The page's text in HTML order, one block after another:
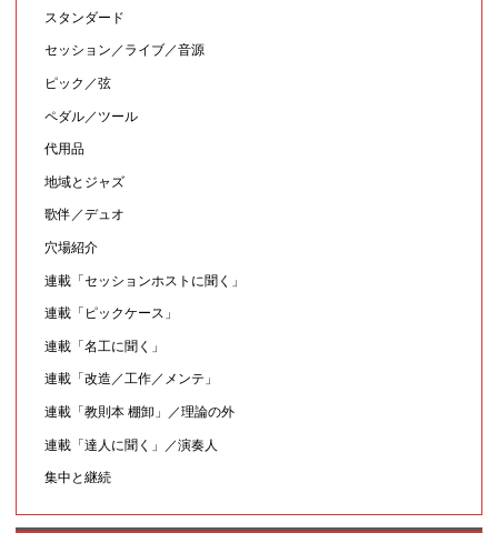
スタンダード
セッション／ライブ／音源
ピック／弦
ペダル／ツール
代用品
地域とジャズ
歌伴／デュオ
穴場紹介
連載「セッションホストに聞く」
連載「ピックケース」
連載「名工に聞く」
連載「改造／工作／メンテ」
連載「教則本 棚卸」／理論の外
連載「達人に聞く」／演奏人
集中と継続